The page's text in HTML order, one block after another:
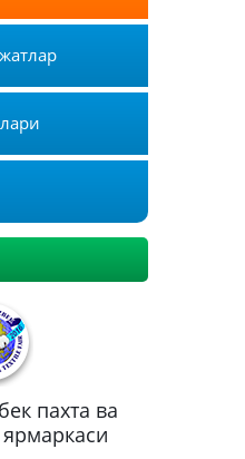
пахта ва